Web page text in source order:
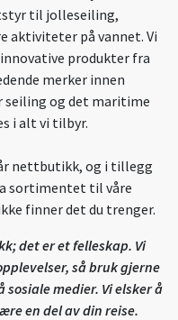
til jolleseiling,
aktiviteter på vannet. Vi
produkter fra
merker innen
seiling og det maritime
i alt vi tilbyr.
nettbutikk, og i tillegg
sortimentet til våre
finner det du trenger.
det er et felleskap. Vi
så bruk gjerne
medier. Vi elsker å
en del av din reise.